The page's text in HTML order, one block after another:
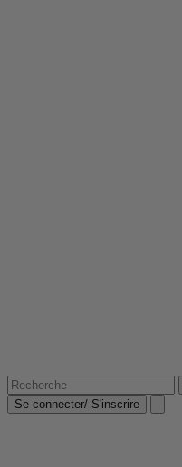
Se connecter/ S'inscrire